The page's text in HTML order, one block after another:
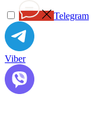
Telegram
Viber